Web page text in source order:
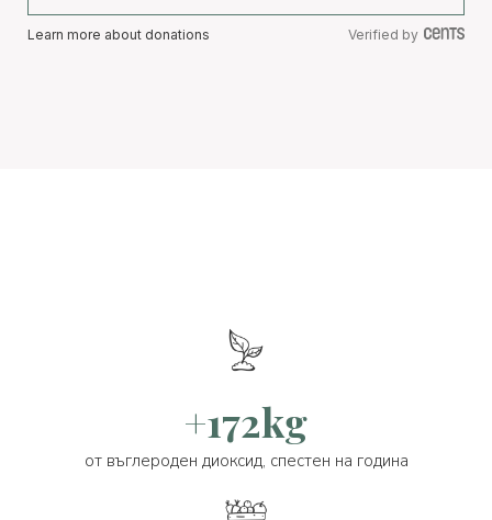
Learn more about donations Verified by
+172kg
от въглероден диоксид, спестен на година